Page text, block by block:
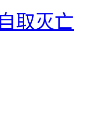
取灭亡